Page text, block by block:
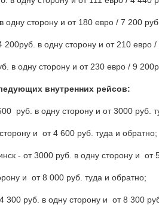
сторону и от 180 евро / 7 200
в одну сторону и от 210 евро /
в одну сторону и от 230 евро / 9
внутренних рейсов:
руб. в одну сторону и от 3000 руб.
и от 4 600 руб. туда и обратно;
- от 3000 руб. в одну сторону и от
и от 8 000 руб. туда и обратно;
300 руб. в одну сторону и от 8 300